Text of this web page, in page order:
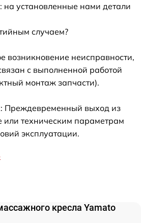
на установленные нами детали
случаем?
возникновение неисправности,
с выполненной работой
монтаж запчасти).
Преждевременный выход из
или техническим параметрам
эксплуатации.
кресла Yamato